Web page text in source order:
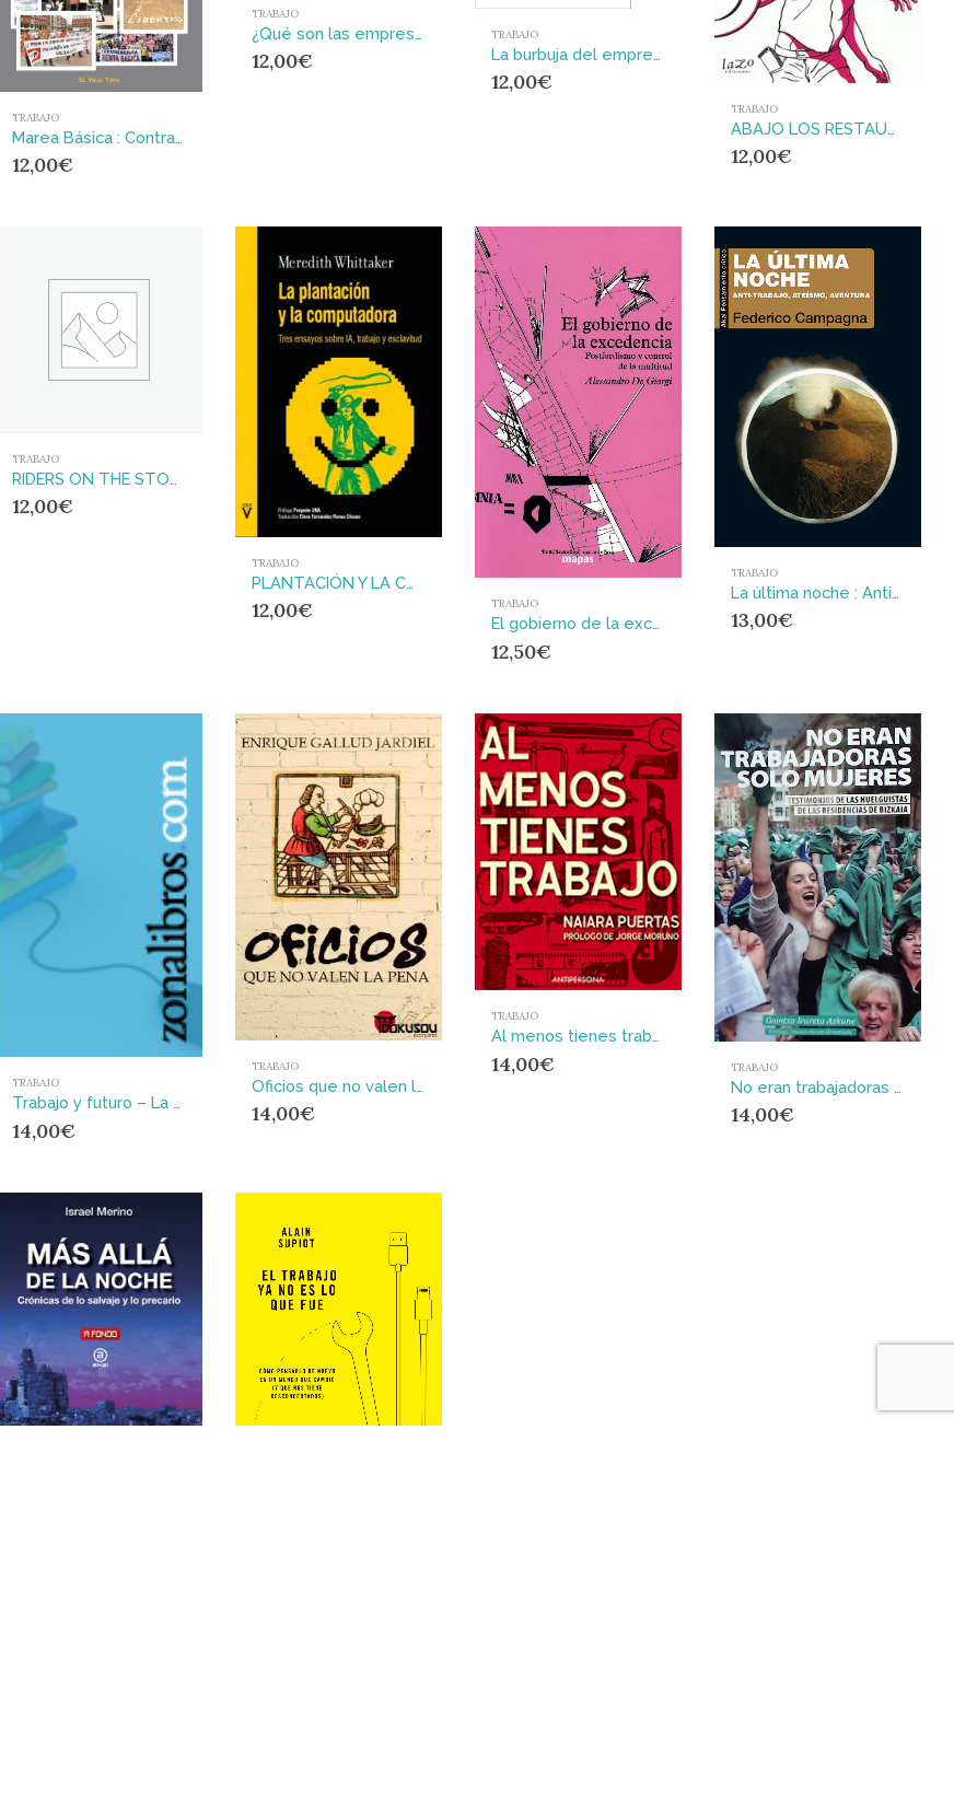
TRABAJO
Marea Básica : Contra el paro y la precariedad
12,00€
TRABAJO
¿Qué son las empresas recuperadas? : Autogestión de la clase trabajadora
12,00€
TRABAJO
La burbuja del emprendimiento : y la atomización de la clase trabajadora
12,00€
TRABAJO
ABAJO LOS RESTAURANTES
12,00€
TRABAJO
RIDERS ON THE STORM
12,00€
TRABAJO
PLANTACIÓN Y LA COMPUTADORA, LA : Tres ensayos sobre IA, trabajo y esclavitud
12,00€ TRABAJO
El gobierno de la excedencia : POSTFORDISMO Y CONTROL DE LA MULTITUD
12,50€
TRABAJO
La última noche : Anti-trabajo, ateísmo, aventura
13,00€
TRABAJO
Trabajo y futuro – La doble maldición del desempleo y el trabajo
14,00€
TRABAJO
Oficios que no valen la pena
14,00€
TRABAJO
Al menos tienes trabajo
14,00€ TRABAJO
No eran trabajadoras solo mujeres : Testimonio de las huelguistas de las residencias de Bizkaia
14,00€